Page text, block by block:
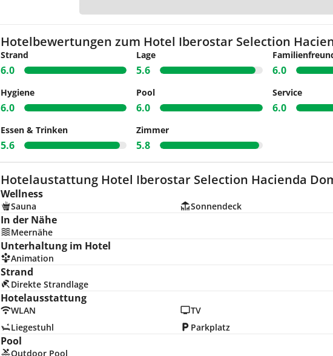
Hotelbewertungen zum Hotel Iberostar Selection
Strand
6.0
Lage
5.6 6.0
Hygiene
6.0
Pool
6.0
Service
6.0
Essen & Trinken
5.6
Zimmer
5.8
Hotelaustattung Hotel Iberostar Selection Hacienda
Wellness
Sauna Sonnendeck
In der Nähe
Meernähe
Unterhaltung im Hotel
Animation
Strand
Direkte Strandlage
Hotelausstattung
WLAN TV
Liegestuhl
Parkplatz
Pool
Outdoor Pool